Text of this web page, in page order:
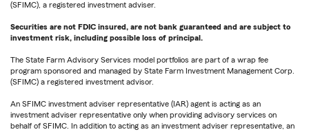
(SFIMC), a registered investment adviser.
Securities are not FDIC insured, are not bank guaranteed and are subject to
investment risk, including possible loss of principal.
The State Farm Advisory Services model portfolios are part of a wrap fee
program sponsored and managed by State Farm Investment Management Corp.
(SFIMC) a registered investment advisor.
An SFIMC investment adviser representative (IAR) agent is acting as an
investment adviser representative only when providing advisory services on
behalf of SFIMC. In addition to acting as an investment adviser representative, an